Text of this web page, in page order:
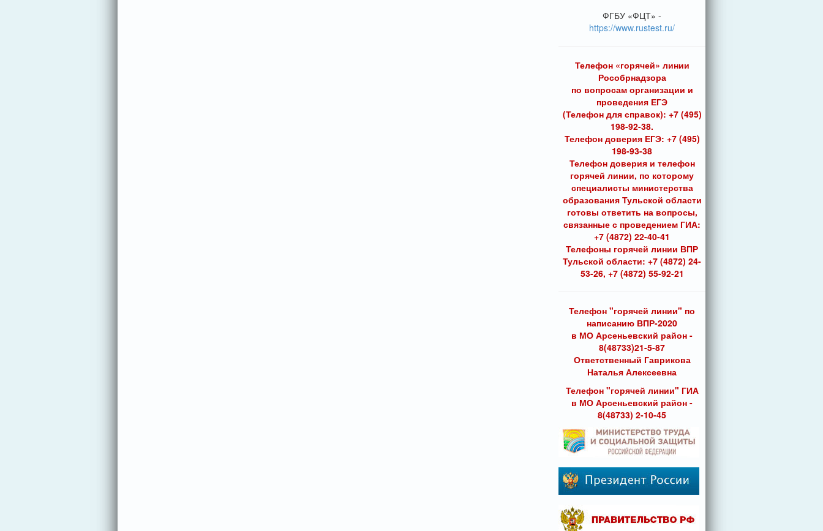
ФГБУ «ФЦТ» -
https://www.rustest.ru/
Телефон «горячей» линии
Рособрнадзора
по вопросам организации и
проведения ЕГЭ
(Телефон для справок): +7 (495)
198-92-38.
Телефон доверия ЕГЭ: +7 (495)
198-93-38
Телефон доверия и телефон
горячей линии, по которому
специалисты министерства
образования Тульской области
готовы ответить на вопросы,
связанные с проведением ГИА:
+7 (4872) 22-40-41
Телефоны горячей линии ВПР
Тульской области: +7 (4872) 24-
53-26, +7 (4872) 55-92-21
Телефон "горячей линии" по
написанию ВПР-2020
в МО Арсеньевский район -
8(48733)21-5-87
Ответственный Гаврикова
Наталья Алексеевна
Телефон "горячей линии" ГИА
в МО Арсеньевский район -
8(48733) 2-10-45